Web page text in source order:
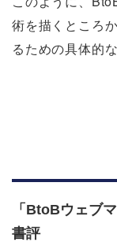
術を描くところ
るための具体的
「BtoBウェブ
書評